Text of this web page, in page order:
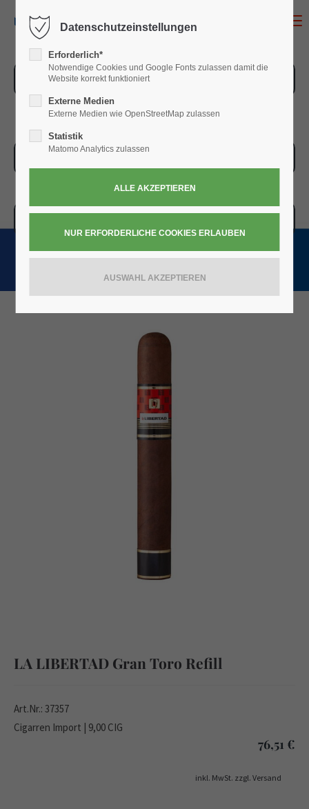
ZUR ÜBERSICHT
LA LIBERTAD Gran Toro Refill
Art.Nr.: 37357
Cigarren Import | 9,00 CIG
76,51 €
inkl. MwSt. zzgl. Versand
Datenschutzeinstellungen
Erforderlich*
Notwendige Cookies und Google Fonts zulassen damit die
Website korrekt funktioniert
Externe Medien
Externe Medien wie OpenStreetMap zulassen
Statistik
Matomo Analytics zulassen